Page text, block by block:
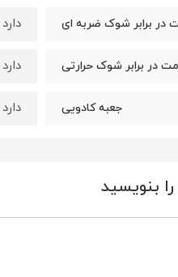
در برابر شوک ضربه ای دارد
در برابر شوک حرارتی دارد
جعبه کادویی دارد
بنویسید